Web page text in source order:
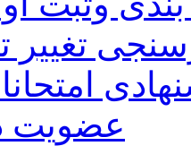
تغییر
عضویت